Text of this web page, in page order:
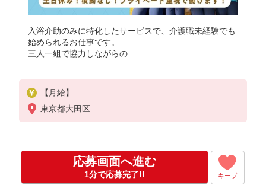
入浴介助のみに特化したサービスで、介護職未経験でも
始められるお仕事です。
三人一組で協力しながらの...
【月給】
285,000円〜
・家族手当（子供1名につき5,000円）
・資格手当（介護福祉士：計20,000円UP）
・昇給（評価に応じて毎年4月に実施）
・賞与（夏・冬の年2回）
東京都大田区
応募画面へ進む
1分で応募完了!! キープ